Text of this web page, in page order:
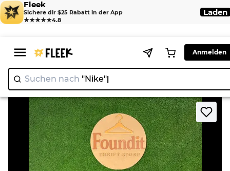
Fleek
Sichere dir $25 Rabatt in der App
★★★★★4.8
Laden
Anmelden
Suchen nach "Nike"
Home > T-Shirt > Ralph Lauren Polo T-Shirts